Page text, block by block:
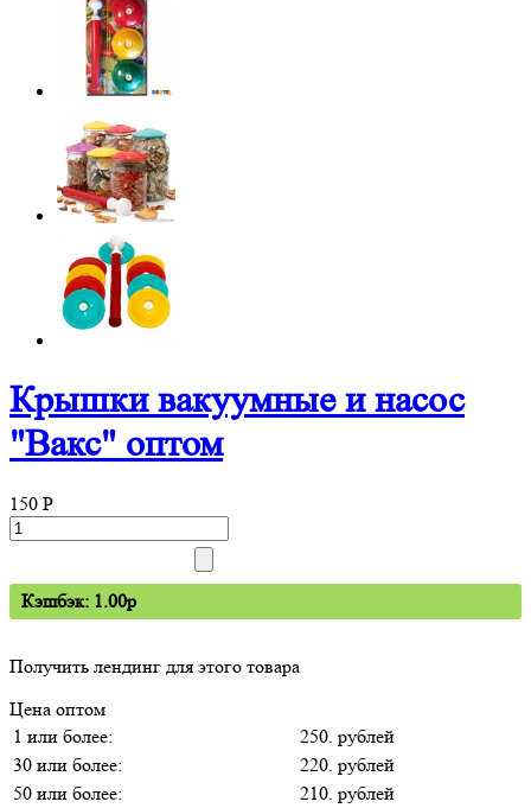
Крышки вакуумные и насос
"Вакс" оптом
150 P
Кэшбэк: 1.00p
Получить лендинг для этого товара
Цена оптом
1 или более:
250. рублей
30 или более:
220. рублей
50 или более:
210. рублей